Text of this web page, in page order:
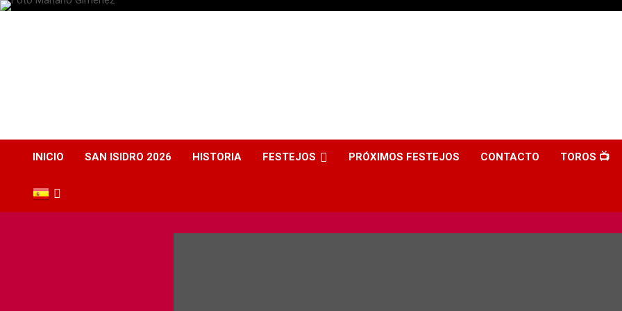
INICIO SAN ISIDRO 2026 HISTORIA FESTEJOS PRÓXIMOS FESTEJOS CONTACTO TOROS 📺